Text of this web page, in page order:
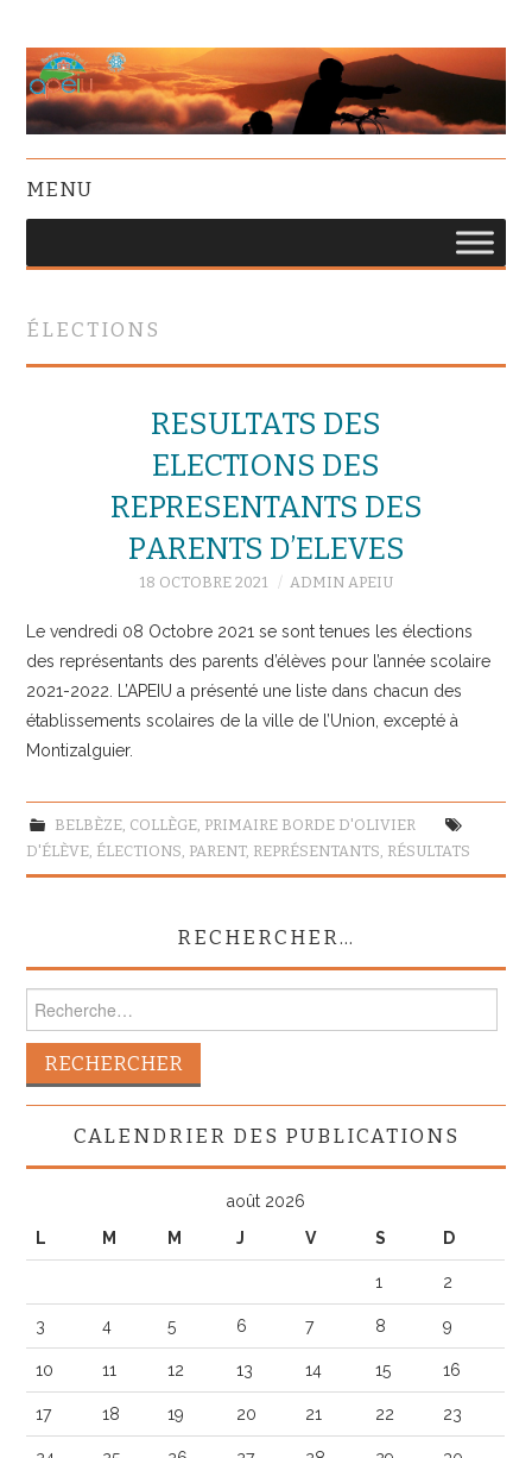
MENU
ÉLECTIONS
RESULTATS DES
ELECTIONS DES
REPRESENTANTS DES
PARENTS D’ELEVES
18 OCTOBRE 2021 ADMIN APEIU
Le vendredi 08 Octobre 2021 se sont tenues les élections
des représentants des parents d’élèves pour l’année scolaire
2021-2022. L’APEIU a présenté une liste dans chacun des
établissements scolaires de la ville de l’Union, excepté à
Montizalguier.
BELBÈZE, COLLÈGE, PRIMAIRE BORDE D'OLIVIER
D'ÉLÈVE ÉLECTIONS PARENT, REPRÉSENTANTS RÉSULTATS
RECHERCHER…
CALENDRIER DES PUBLICATIONS
août 2026
L
M M J V S D
1 2
3 4 5 6 7 8 9
10 11 12 13 14 15 16
17 18 19 20 21 22 23